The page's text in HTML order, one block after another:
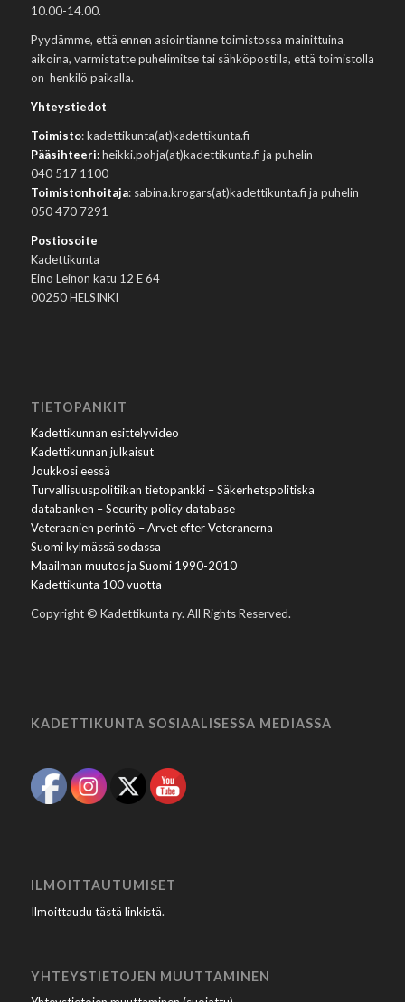
10.00-14.00.
Pyydämme, että ennen asiointianne toimistossa mainittuina
aikoina, varmistatte puhelimitse tai sähköpostilla, että toimistolla
on henkilö paikalla.
Yhteystiedot
Toimisto: kadettikunta(at)kadettikunta.fi
Pääsihteeri:heikki.pohja(at)kadettikunta.fi ja puhelin
040 517 1100
Toimistonhoitaja: sabina.krogars(at)kadettikunta.fi ja puhelin
050 470 7291
Postiosoite
Kadettikunta
Eino Leinon katu 12 E 64
00250 HELSINKI
TIETOPANKIT
Kadettikunnan esittelyvideo
Kadettikunnan julkaisut
Joukkosi eessä
Turvallisuuspolitiikan tietopankki – Säkerhetspolitiska
databanken – Security policy database
Veteraanien perintö – Arvet efter Veteranerna
Suomi kylmässä sodassa
Maailman muutos ja Suomi 1990-2010
Kadettikunta 100 vuotta
Copyright © Kadettikunta ry. All Rights Reserved.
KADETTIKUNTA SOSIAALISESSA MEDIASSA
ILMOITTAUTUMISET
Ilmoittaudu tästä linkistä.
YHTEYSTIETOJEN MUUTTAMINEN